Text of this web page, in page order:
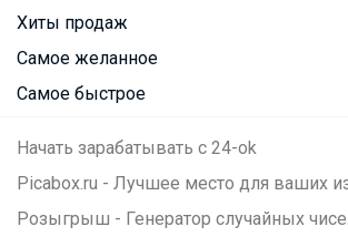
Хиты продаж
Самое желанное
Самое быстрое
Начать зарабатывать с 24-ok
Picabox.ru - Лучшее место для ваших
Розыгрыш - Генератор случайных